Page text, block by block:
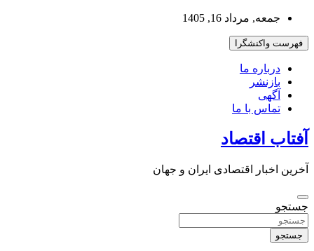
بروید
جمعه, مرداد 16, 1405
فهرست واکنشگرا
درباره ما
بازنشر
آگهی
تماس با ما
آفتاب اقتصاد
آخرین اخبار اقتصادی ایران و جهان
جستجو
جستجو